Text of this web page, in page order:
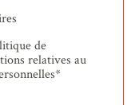
de
relatives au